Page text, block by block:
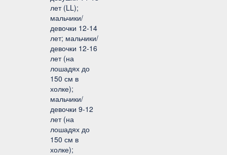
лет (LL);
мальчики/
девочки 12-14
лет; мальчики/
девочки 12-16
лет (на
лошадях до
150 см в
холке);
мальчики/
девочки 9-12
лет (на
лошадях до
150 см в
холке);